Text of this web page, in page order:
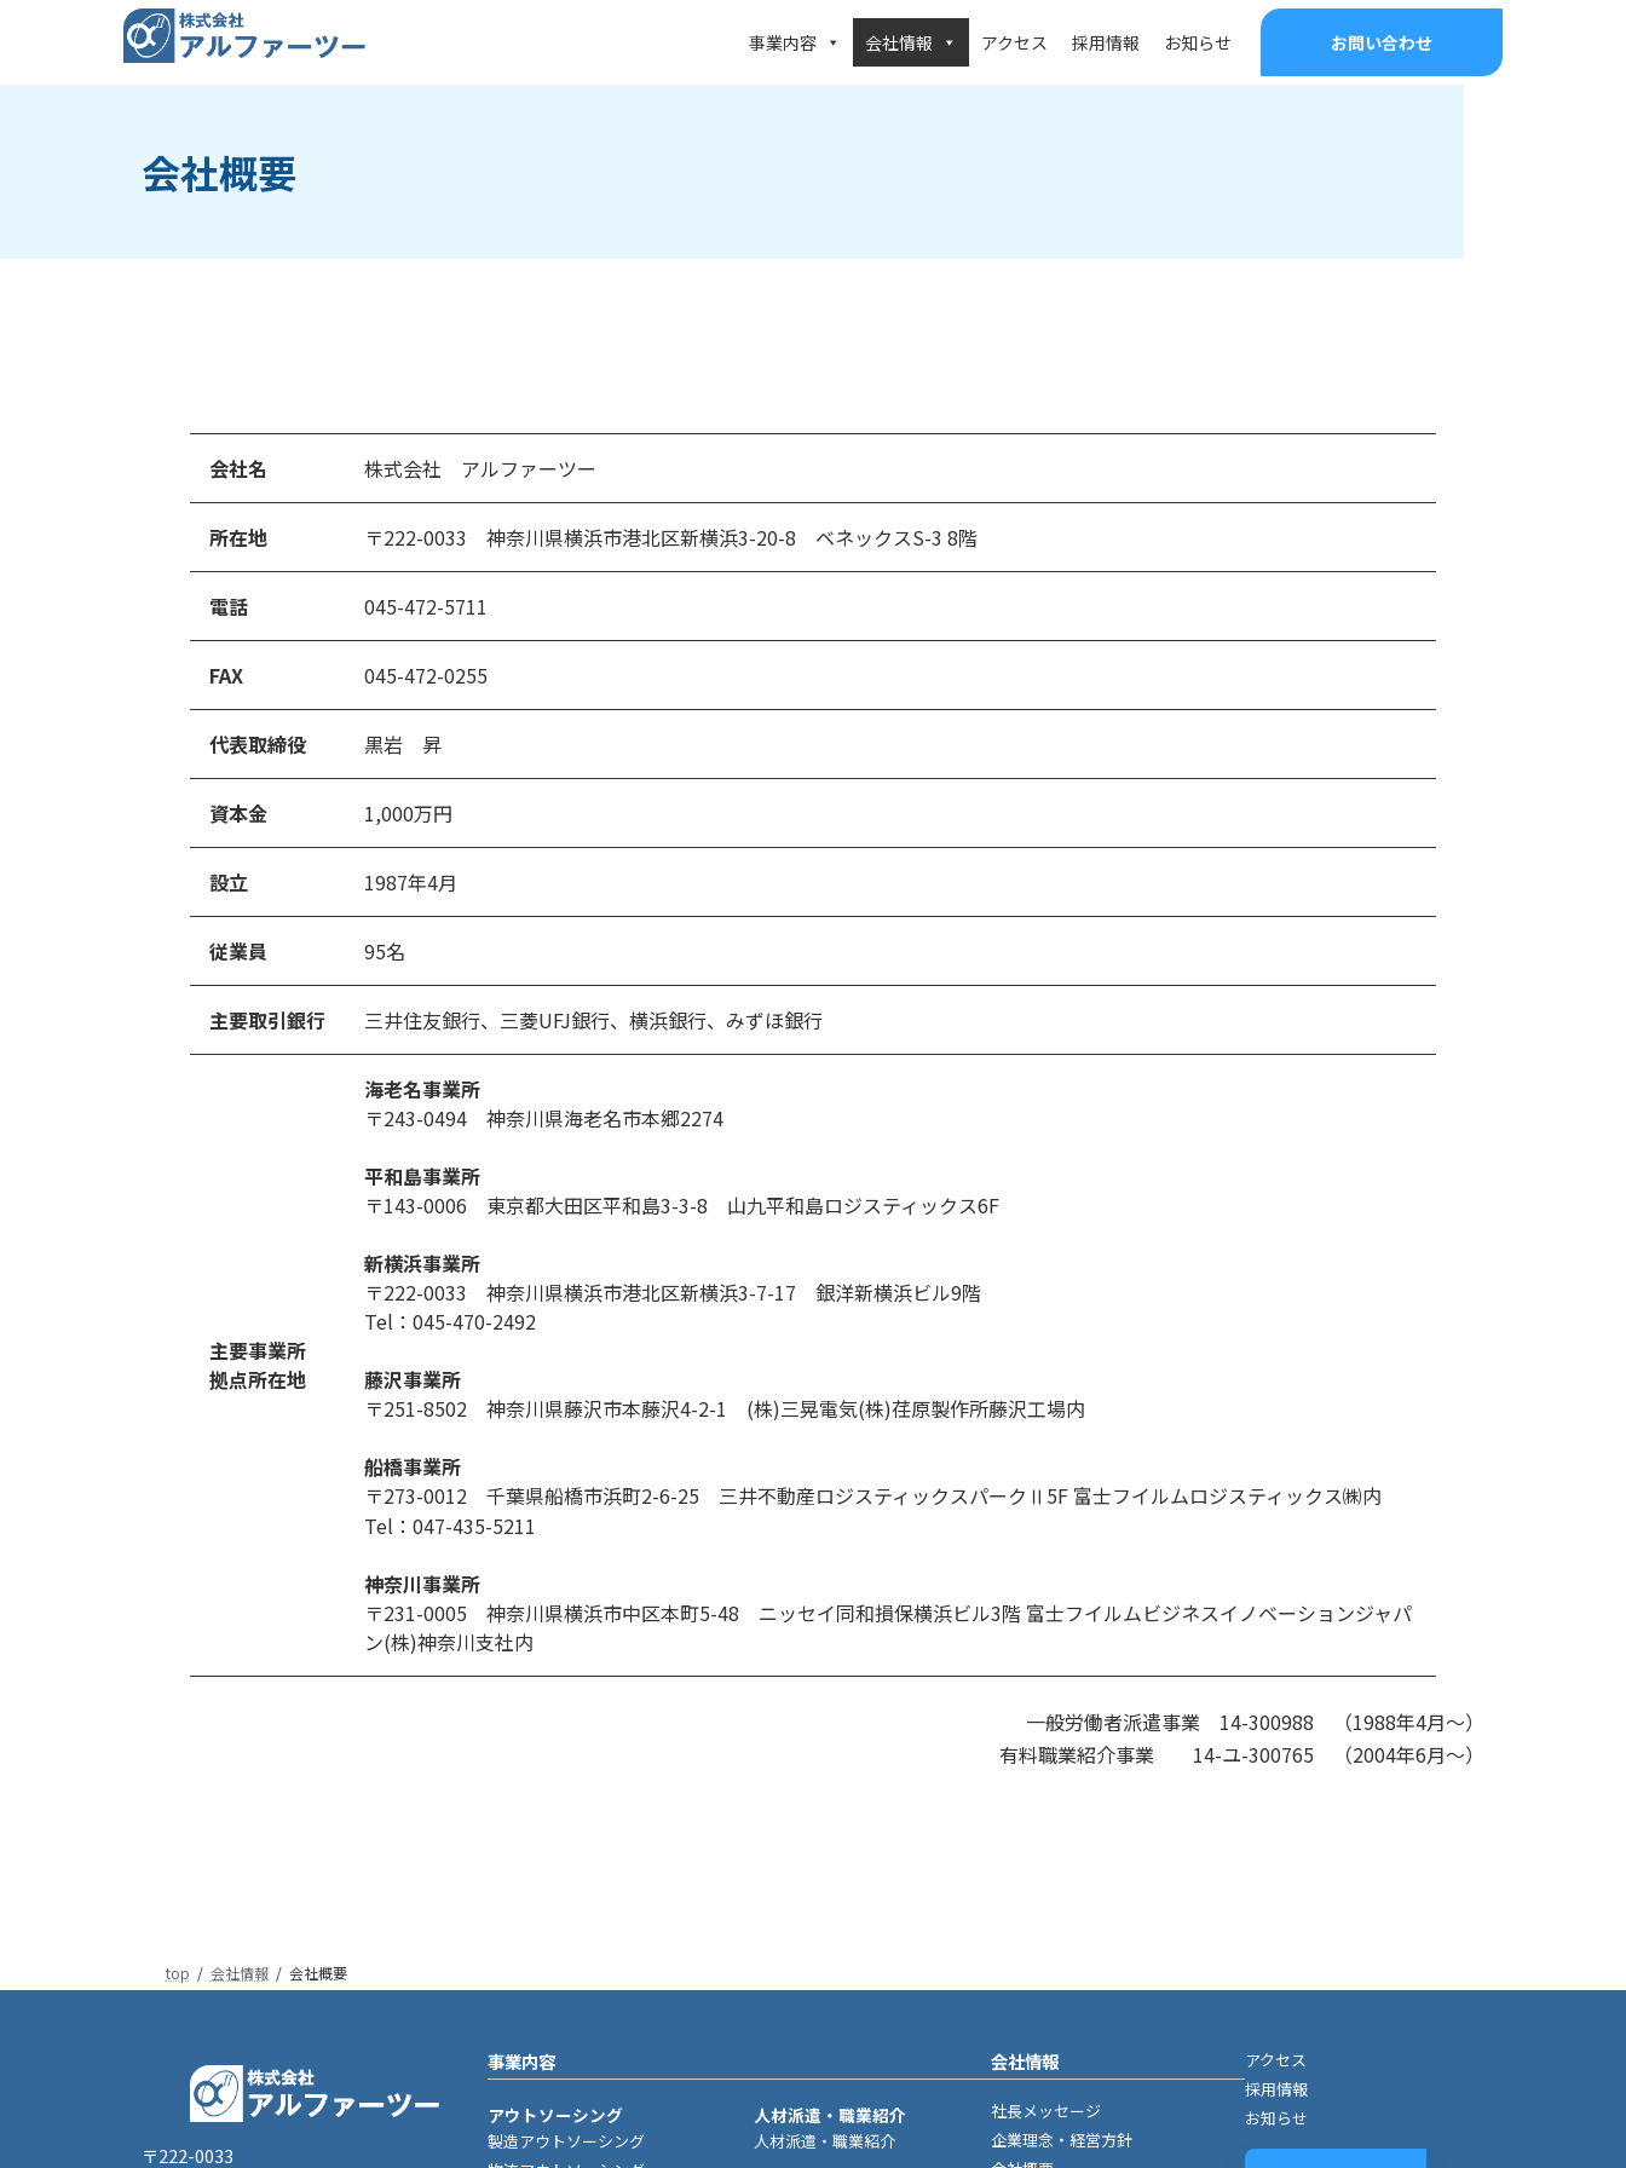
事業内容 会社情報 アクセス 採用情報 お知らせ お問い合わせ
会社概要
会社名 株式会社 アルファーツー
所在地 〒222-0033 神奈川県横浜市港北区新横浜3-20-8 ベネックスS-3 8階
電話 045-472-5711
FAX 045-472-0255
代表取締役 黒岩 昇
資本金 1,000万円
設立 1987年4月
従業員 95名
主要取引銀行 三井住友銀行、 三菱UFJ銀行、 横浜銀行、 みずほ銀行
主要事業所
拠点所在地
海老名事業所
〒243-0494 神奈川県海老名市本郷2274
平和島事業所
〒143-0006 東京都大田区平和島3-3-8 山九平和島ロジスティックス6F
新横浜事業所
〒222-0033 神奈川県横浜市港北区新横浜3-7-17 銀洋新横浜ビル9階
Tel：045-470-2492
藤沢事業所
〒251-8502 神奈川県藤沢市本藤沢4-2-1 (株)三晃電気(株)荏原製作所藤沢工場内
船橋事業所
〒273-0012 千葉県船橋市浜町2-6-25 三井不動産ロジスティックスパークⅡ5F 富士フイルムロジスティックス㈱内
Tel：047-435-5211
神奈川事業所
〒231-0005 神奈川県横浜市中区本町5-48 ニッセイ同和損保横浜ビル3階 富士フイルムビジネスイノベーションジャパ
ン(株)神奈川支社内
一般労働者派遣事業 14-300988 （1988年4月～）
有料職業紹介事業 14-ユ-300765 （2004年6月～）
top 会社情報 会社概要
〒222-0033
事業内容
アウトソーシング
製造アウトソーシング
人材派遣・職業紹介
人材派遣・職業紹介
会社情報
社長メッセージ
企業理念・経営方針
アクセス
採用情報
お知らせ